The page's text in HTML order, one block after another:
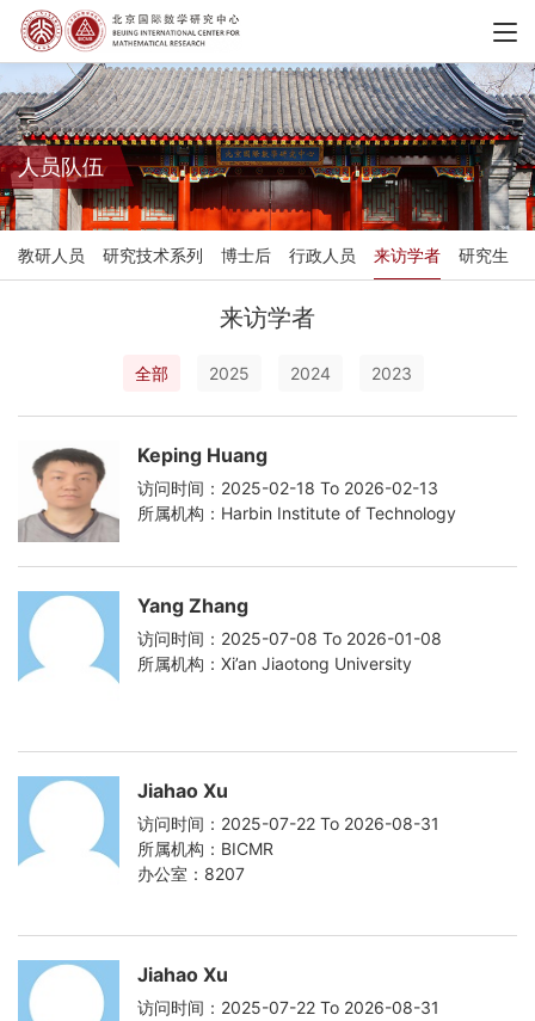
人员队伍
教研人员 研究技术系列 博士后 行政人员 来访学者 研究生
来访学者
全部 2025 2024 2023
Keping Huang
访问时间：2025-02-18 To 2026-02-13
所属机构：Harbin Institute of Technology
Yang Zhang
访问时间：2025-07-08 To 2026-01-08
所属机构：Xi’an Jiaotong University
Jiahao Xu
访问时间：2025-07-22 To 2026-08-31
所属机构：BICMR
办公室：8207
Jiahao Xu
访问时间：2025-07-22 To 2026-08-31